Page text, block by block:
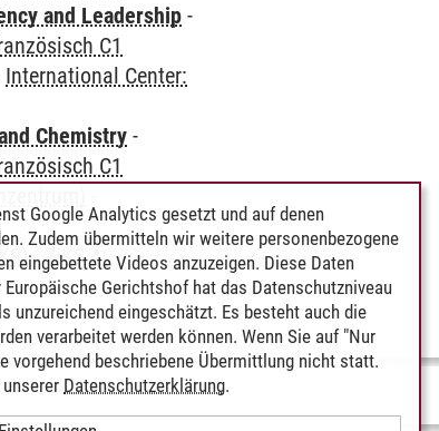
and Leadership -
C1
International Center:
Chemistry -
C1
-ZiKS 4:
Google Analytics gesetzt und auf denen
Zudem übermitteln wir weitere personenbezogene
eingebettete Videos anzuzeigen. Diese Daten
Gerichtshof hat das Datenschutzniveau
unzureichend eingeschätzt. Es besteht auch die
verarbeitet werden können. Wenn Sie auf "Nur
vorgehend beschriebene Übermittlung nicht statt.
Datenschutzerklärung.